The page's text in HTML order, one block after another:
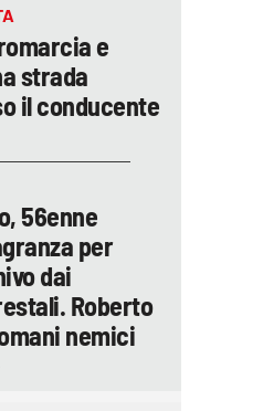
e
strada
il conducente
56enne
per
dai
Roberto
nemici